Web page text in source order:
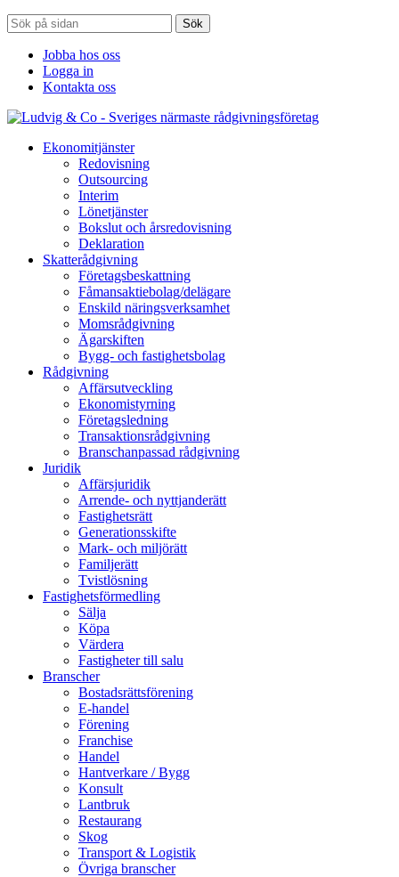
Sök
Jobba hos oss
Logga in
Kontakta oss
Ekonomitjänster
Redovisning
Outsourcing
Interim
Lönetjänster
Bokslut och årsredovisning
Deklaration
Skatterådgivning
Företagsbeskattning
Fåmansaktiebolag/delägare
Enskild näringsverksamhet
Momsrådgivning
Ägarskiften
Bygg- och fastighetsbolag
Rådgivning
Affärsutveckling
Ekonomistyrning
Företagsledning
Transaktionsrådgivning
Branschanpassad rådgivning
Juridik
Affärsjuridik
Arrende- och nyttjanderätt
Fastighetsrätt
Generationsskifte
Mark- och miljörätt
Familjerätt
Tvistlösning
Fastighetsförmedling
Sälja
Köpa
Värdera
Fastigheter till salu
Branscher
Bostadsrättsförening
E-handel
Förening
Franchise
Handel
Hantverkare / Bygg
Konsult
Lantbruk
Restaurang
Skog
Transport & Logistik
Övriga branscher